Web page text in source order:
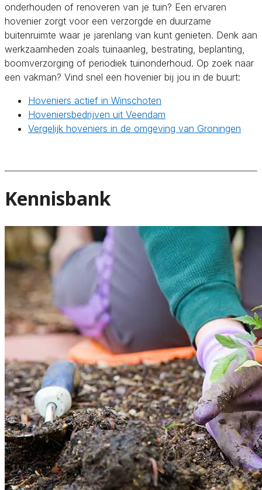
onderhouden of renoveren van je tuin? Een ervaren
hovenier zorgt voor een verzorgde en duurzame
buitenruimte waar je jarenlang van kunt genieten. Denk aan
werkzaamheden zoals tuinaanleg, bestrating, beplanting,
boomverzorging of periodiek tuinonderhoud. Op zoek naar
een vakman? Vind snel een hovenier bij jou in de buurt:
Hoveniers actief in Winschoten
Hoveniersbedrijven uit Veendam
Vergelijk hoveniers in de omgeving van Groningen
Kennisbank